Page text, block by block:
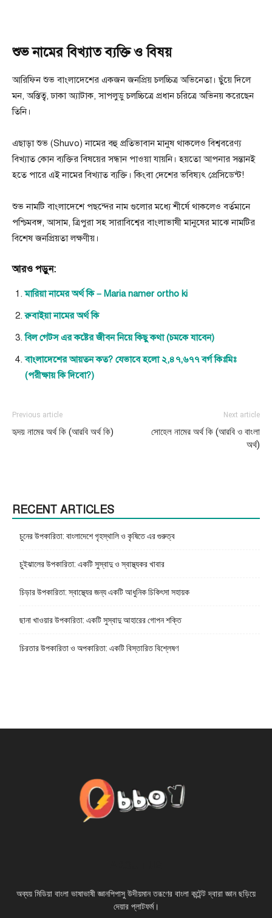
শুভ নামের বিখ্যাত ব্যক্তি ও বিষয়
আরিফিন শুভ বাংলাদেশের একজন জনপ্রিয় চলচ্চিত্র অভিনেতা। ছুঁয়ে দিলে
মন, অস্তিত্ব, ঢাকা অ্যাটাক, সাপলুডু চলচ্চিত্রে প্রধান চরিত্রে অভিনয় করেছেন
তিনি।
এছাড়া শুভ (Shuvo) নামের বহু প্রতিভাবান মানুষ থাকলেও বিশ্ববরেণ্য
বিখ্যাত কোন ব্যক্তির বিষয়ের সন্ধান পাওয়া যায়নি। হয়তো আপনার সন্তানই
হতে পারে এই নামের বিখ্যাত ব্যক্তি। কিংবা দেশের ভবিষ্যৎ প্রেসিডেন্ট!
শুভ নামটি বাংলাদেশে পছন্দের নাম গুলাের মধ্যে শীর্ষে থাকলেও বর্তমানে
পশ্চিমবঙ্গ, আসাম, ত্রিপুরা সহ সারাবিশ্বের বাংলাভাষী মানুষের মাঝে নামটির
বিশেষ জনপ্রিয়তা লক্ষণীয়।
আরও পড়ুন:
মারিয়া নামের অর্থ কি – Maria namer ortho ki
রুবাইয়া নামের অর্থ কি
বিল গেটস এর কষ্টের জীবন নিয়ে কিছু কথা (চমকে যাবেন)
বাংলাদেশের আয়তন কত? যেভাবে হলো ২,৪৭,৬৭৭ বর্গ কিঃমিঃ
(পরীক্ষায় কি দিবো?)
Previous article
হৃদয় নামের অর্থ কি (আরবি অর্থ কি)
Next article
সোহেল নামের অর্থ কি (আরবি ও বাংলা
অর্থ)
RECENT ARTICLES
চুনের উপকারিতা: বাংলাদেশে গৃহস্থালি ও কৃষিতে এর গুরুত্ব
চুইঝালের উপকারিতা: একটি সুস্বাদু ও স্বাস্থ্যকর খাবার
চিড়ার উপকারিতা: স্বাস্থ্যের জন্য একটি আধুনিক চিকিৎসা সহায়ক
ছানা খাওয়ার উপকারিতা: একটি সুস্বাদু আহারের গোপন শক্তি
চিরতার উপকারিতা ও অপকারিতা: একটি বিস্তারিত বিশ্লেষণ
অব্যয় মিডিয়া বাংলা ভাষাভাষী জ্ঞানপিপাসু উদীয়মান তরূণের বাংলা কন্টেন্ট দ্বারা জ্ঞান ছড়িয়ে
দেয়ার প্লাটফর্ম।